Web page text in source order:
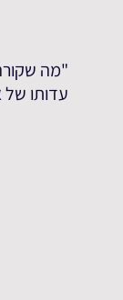
"מה
עדותו